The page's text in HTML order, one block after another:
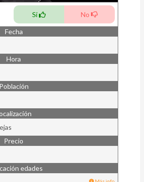
Si No
Fecha
Hora
Población
Precio
edades